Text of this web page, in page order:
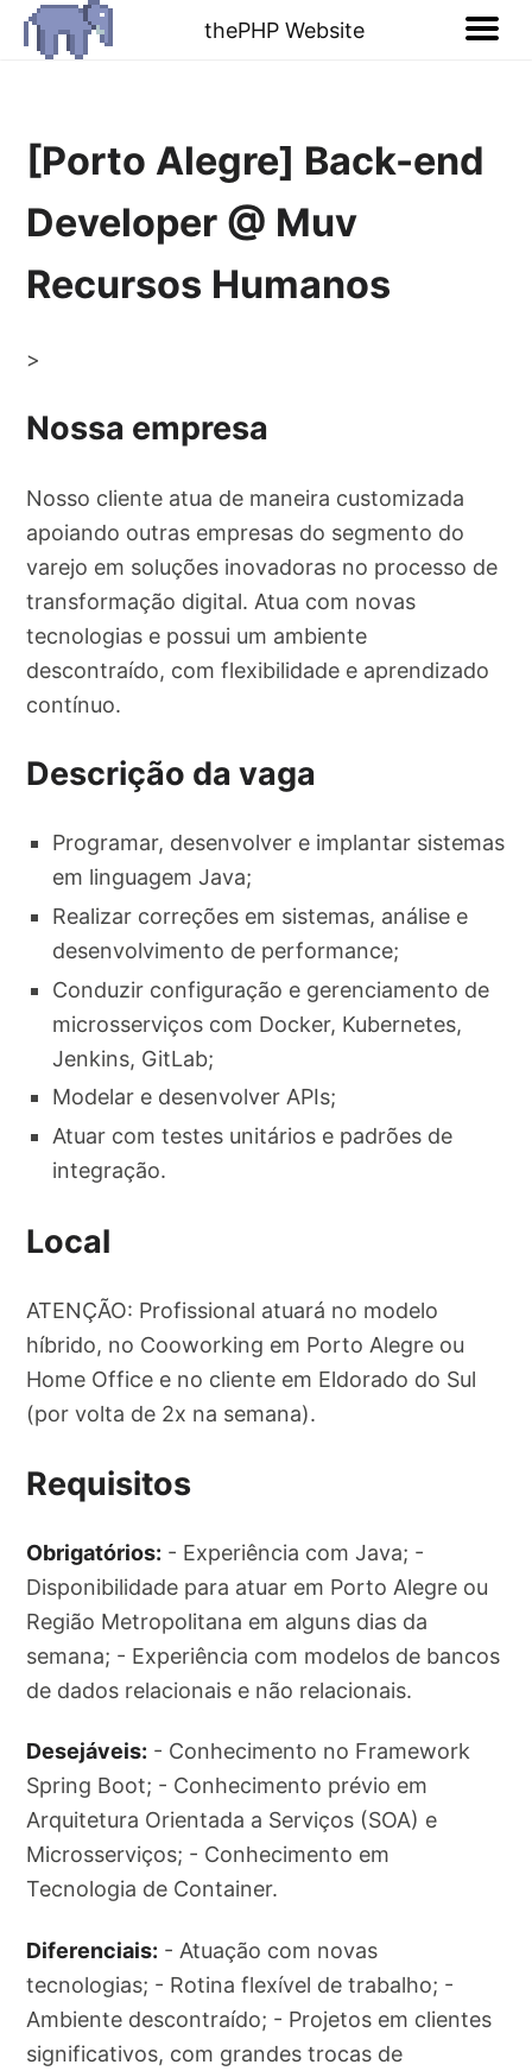
thePHP Website
[Porto Alegre] Back-end
Developer @ Muv
Recursos Humanos
>
Nossa empresa
Nosso cliente atua de maneira customizada
apoiando outras empresas do segmento do
varejo em soluções inovadoras no processo de
transformação digital. Atua com novas
tecnologias e possui um ambiente
descontraído, com flexibilidade e aprendizado
contínuo.
Descrição da vaga
Programar, desenvolver e implantar sistemas
em linguagem Java;
Realizar correções em sistemas, análise e
desenvolvimento de performance;
Conduzir configuração e gerenciamento de
microsserviços com Docker, Kubernetes,
Jenkins, GitLab;
Modelar e desenvolver APIs;
Atuar com testes unitários e padrões de
integração.
Local
ATENÇÃO: Profissional atuará no modelo
híbrido, no Cooworking em Porto Alegre ou
Home Office e no cliente em Eldorado do Sul
(por volta de 2x na semana).
Requisitos
Obrigatórios: - Experiência com Java; -
Disponibilidade para atuar em Porto Alegre ou
Região Metropolitana em alguns dias da
semana; - Experiência com modelos de bancos
de dados relacionais e não relacionais.
Desejáveis: - Conhecimento no Framework
Spring Boot; - Conhecimento prévio em
Arquitetura Orientada a Serviços (SOA) e
Microsserviços; - Conhecimento em
Tecnologia de Container.
Diferenciais: - Atuação com novas
tecnologias; - Rotina flexível de trabalho; -
Ambiente descontraído; - Projetos em clientes
significativos, com grandes trocas de